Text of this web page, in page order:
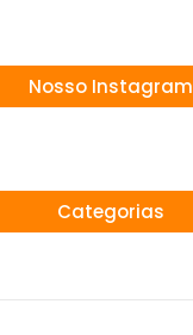
Nosso Instagram
Categorias